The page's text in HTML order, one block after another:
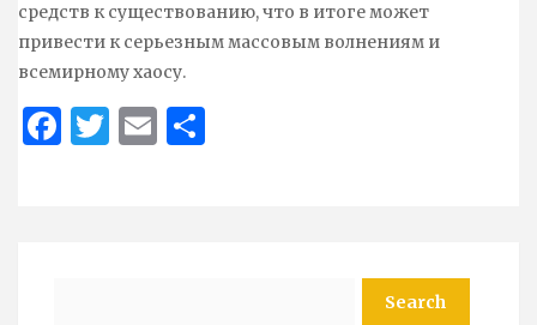
средств к существованию, что в итоге может
привести к серьезным массовым волнениям и
всемирному хаосу.
Face
Twit
Ema